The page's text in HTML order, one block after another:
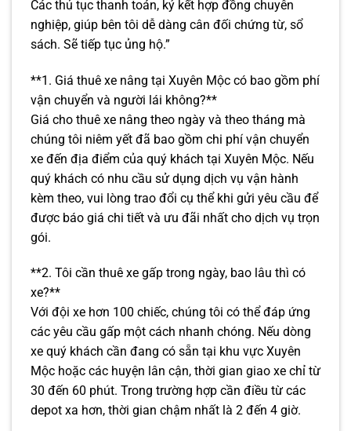
Các thủ tục thanh toán, ký kết hợp đồng chuyên
nghiệp, giúp bên tôi dễ dàng cân đối chứng từ, sổ
sách. Sẽ tiếp tục ủng hộ.”
**1. Giá thuê xe nâng tại Xuyên Mộc có bao gồm phí
vận chuyển và người lái không?**
Giá cho thuê xe nâng theo ngày và theo tháng mà
chúng tôi niêm yết đã bao gồm chi phí vận chuyển
xe đến địa điểm của quý khách tại Xuyên Mộc. Nếu
quý khách có nhu cầu sử dụng dịch vụ vận hành
kèm theo, vui lòng trao đổi cụ thể khi gửi yêu cầu để
được báo giá chi tiết và ưu đãi nhất cho dịch vụ trọn
gói.
**2. Tôi cần thuê xe gấp trong ngày, bao lâu thì có
xe?**
Với đội xe hơn 100 chiếc, chúng tôi có thể đáp ứng
các yêu cầu gấp một cách nhanh chóng. Nếu dòng
xe quý khách cần đang có sẵn tại khu vực Xuyên
Mộc hoặc các huyện lân cận, thời gian giao xe chỉ từ
30 đến 60 phút. Trong trường hợp cần điều từ các
depot xa hơn, thời gian chậm nhất là 2 đến 4 giờ.